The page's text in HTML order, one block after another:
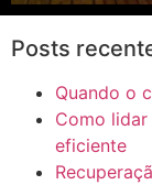
Posts
Quando o
Como
eficiente